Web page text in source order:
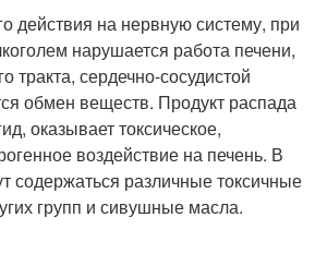
действия на нервную систему, при
нарушается работа печени,
тракта, сердечно-сосудистой
обмен веществ. Продукт распада
оказывает токсическое,
воздействие на печень. В
содержаться различные токсичные
групп и сивушные масла.